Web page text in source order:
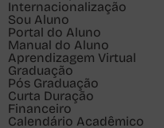
Internacionalização
Sou Aluno
Portal do Aluno
Manual do Aluno
Aprendizagem Virtual
Graduação
Pós Graduação
Curta Duração
Financeiro
Calendário Acadêmico